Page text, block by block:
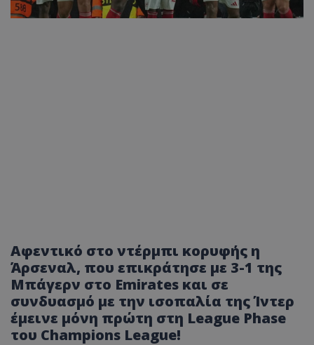
Αφεντικό στο ντέρμπι κορυφής η
Άρσεναλ, που επικράτησε με 3-1 της
Μπάγερν στο Emirates και σε
συνδυασμό με την ισοπαλία της Ίντερ
έμεινε μόνη πρώτη στη League Phase
του Champions League!